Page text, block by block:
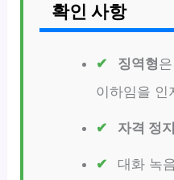
확인 사항
징역형
이하임을 인
자격 정지
대화 녹